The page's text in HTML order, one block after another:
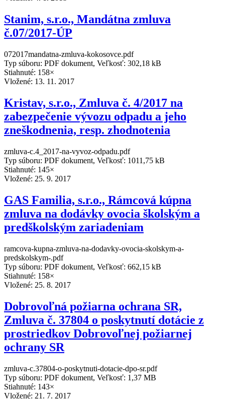
Stanim, s.r.o., Mandátna zmluva
č.07/2017-ÚP
072017mandatna-zmluva-kokosovce.pdf
Typ súboru: PDF dokument, Veľkosť: 302,18 kB
Stiahnuté: 158×
Vložené: 13. 11. 2017
Kristav, s.r.o., Zmluva č. 4/2017 na
zabezpečenie vývozu odpadu a jeho
zneškodnenia, resp. zhodnotenia
zmluva-c.4_2017-na-vyvoz-odpadu.pdf
Typ súboru: PDF dokument, Veľkosť: 1011,75 kB
Stiahnuté: 145×
Vložené: 25. 9. 2017
GAS Familia, s.r.o., Rámcová kúpna
zmluva na dodávky ovocia školským a
predškolským zariadeniam
ramcova-kupna-zmluva-na-dodavky-ovocia-skolskym-a-
predskolskym-.pdf
Typ súboru: PDF dokument, Veľkosť: 662,15 kB
Stiahnuté: 158×
Vložené: 25. 8. 2017
Dobrovoľná požiarna ochrana SR,
Zmluva č. 37804 o poskytnutí dotácie z
prostriedkov Dobrovoľnej požiarnej
ochrany SR
zmluva-c.37804-o-poskytnuti-dotacie-dpo-sr.pdf
Typ súboru: PDF dokument, Veľkosť: 1,37 MB
Stiahnuté: 143×
Vložené: 21. 7. 2017